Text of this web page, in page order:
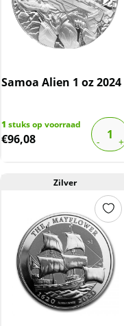
Samoa Alien 1 oz 2024
1 stuks op voorraad
€96,08
Zilver